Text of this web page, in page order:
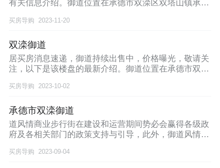
有关信息介绍。御道位置在承德市双滦区双塔山镇承钢
买房导购 2023-11-20
双滦御道
居买房消息速递，御道持续出售中，价格曝光，敬请关
注，以下是该楼盘的最新介绍。御道位置在承德市双滦
买房导购 2023-10-02
承德市双滦御道
道风情商业步行街在建设和运营期间势必会赢得各级政
府及各相关部门的政策支持与引导，此外，御道风情商
买房导购 2023-09-04